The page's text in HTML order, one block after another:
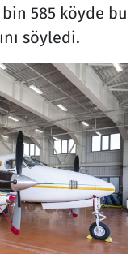
585 köyde bu
söyledi.